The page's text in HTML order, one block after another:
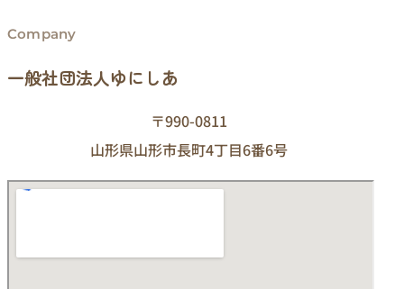
Company
一般社団法人ゆにしあ
〒990-0811
山形県山形市長町4丁目6番6号